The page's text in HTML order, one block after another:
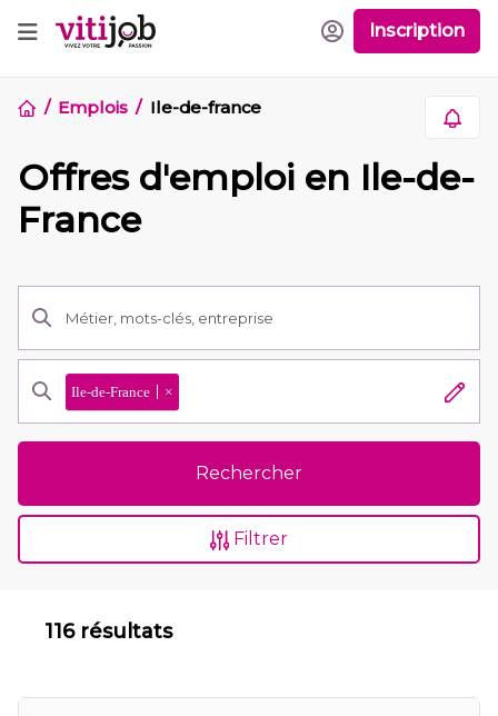
Inscription
Emplois Ile-de-france
Offres d'emploi en Ile-de-
France
Ile-de-France ×
Rechercher
Filtrer
116 résultats